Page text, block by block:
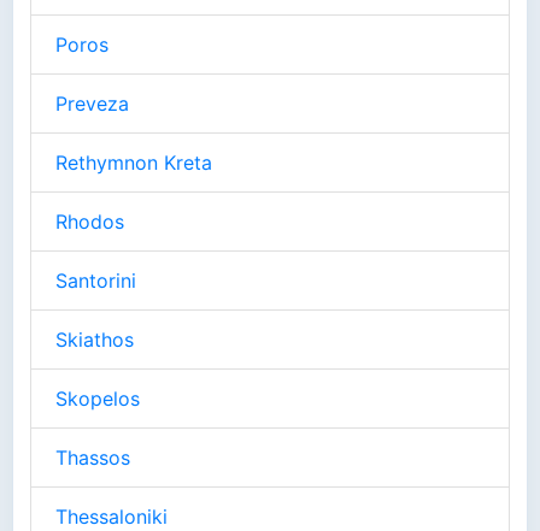
Poros
Preveza
Rethymnon Kreta
Rhodos
Santorini
Skiathos
Skopelos
Thassos
Thessaloniki